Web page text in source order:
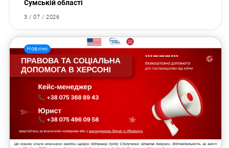
Сумській області
3 / 07 / 2026
Новини